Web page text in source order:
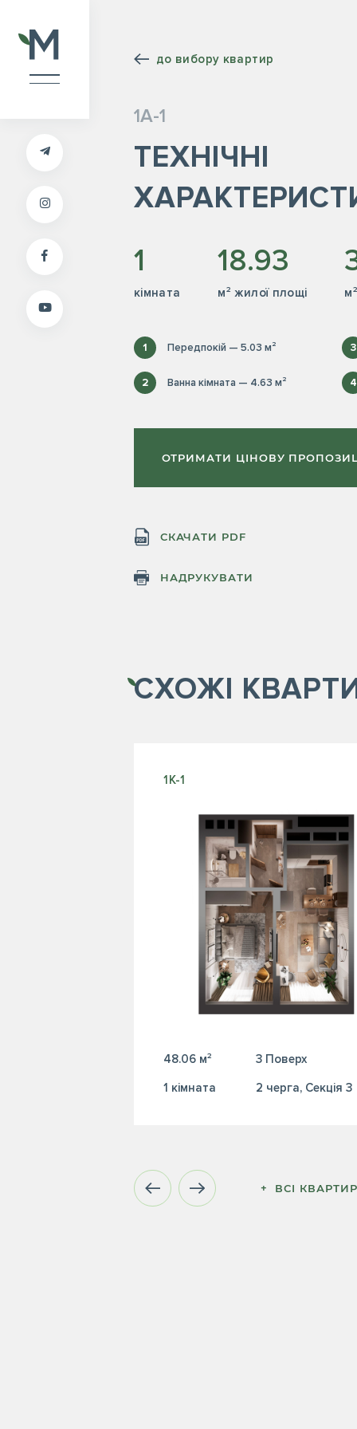
до вибору квартир
1А-1
ТЕХНІЧНІ
1
кiмната
18.93
м² жилої площі
1 Передпокій — 5.03 м²
2 Ванна кімната — 4.63 м²
3
4
ОТРИМАТИ ЦІНОВУ
СКАЧАТИ PDF
НАДРУКУВАТИ
СХОЖІ
1К-1
48.06 м² 3 Поверх
1 кiмната 2 черга, Секція 3
+  ВСІ